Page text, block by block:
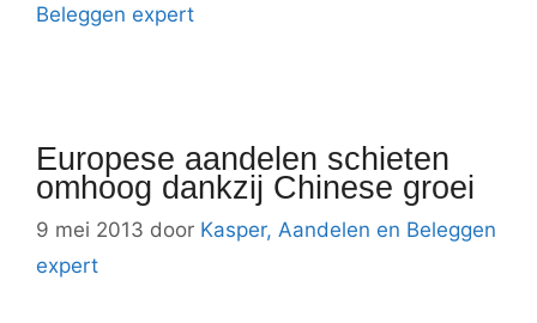
Beleggen expert
Europese aandelen schieten
omhoog dankzij Chinese groei
9 mei 2013 door Kasper, Aandelen en Beleggen
expert